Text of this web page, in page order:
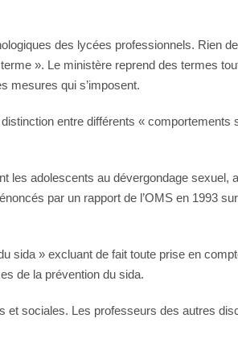
des lycées professionnels. Rien
». Le ministère reprend des termes
mesures qui s’imposent.
entre différents « comportements
les adolescents au dévergondage sexuel,
par un rapport de l’OMS en 1993 sur
sida » excluant de fait toute prise en
de la prévention du sida.
et sociales. Les professeurs des autres